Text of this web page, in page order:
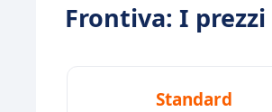
Frontiva: I prezzi
Standard